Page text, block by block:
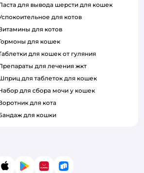
паста для вывода шерсти для кошек
успокоительное для котов
витамины для котов
гормоны для кошек
таблетки для кошек от гуляния
препараты для лечения жкт
шприц для таблеток для кошек
набор для сбора мочи у кошек
воротник для кота
бандаж для кошки
App StoreGoogle Play
AppGallery
RuStore